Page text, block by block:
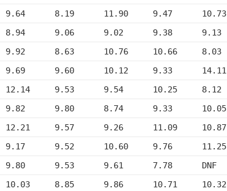
9.64      8.19      11.90     9.47      10.73
8.94      9.06      9.02      9.38      9.13
9.92      8.63      10.76     10.66     8.03
9.69      9.60      10.12     9.33      14.11
12.14     9.53      9.54      10.25     8.12
9.82      9.80      8.74      9.33      10.05
12.21     9.57      9.26      11.09     10.87
9.17      9.52      10.60     9.76      11.25
9.80      9.53      9.61      7.78      DNF
10.03     8.85      9.86      10.71     10.32